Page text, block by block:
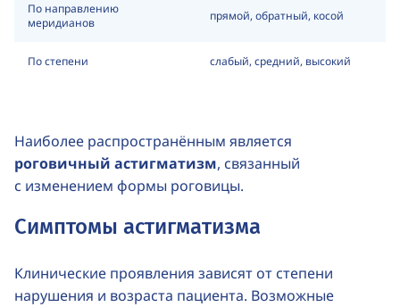
По направлению
меридианов
прямой, обратный, косой
По степени слабый, средний, высокий
Наиболее распространённым является
роговичный астигматизм, связанный
с изменением формы роговицы.
Симптомы астигматизма
Клинические проявления зависят от степени
нарушения и возраста пациента. Возможные